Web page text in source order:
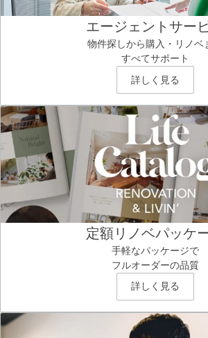
エージェントサー
物件探しから購入・リノベ
すべてサポート
詳しく見る
定額リノベパッケ
手軽なパッケージで
フルオーダーの品質
詳しく見る